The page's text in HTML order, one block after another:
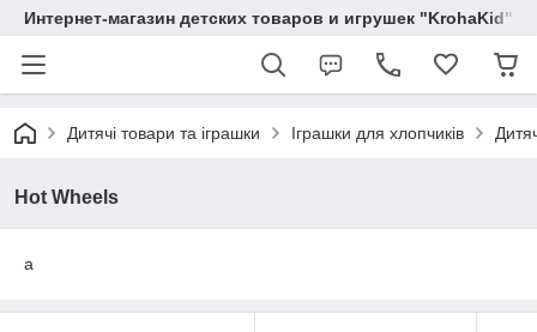
Интернет-магазин детских товаров и игрушек "KrohaKid"
Дитячі товари та іграшки Іграшки для хлопчиків
Hot Wheels
a